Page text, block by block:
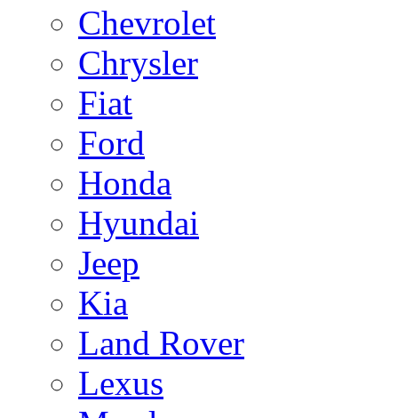
Chevrolet
Chrysler
Fiat
Ford
Honda
Hyundai
Jeep
Kia
Land Rover
Lexus